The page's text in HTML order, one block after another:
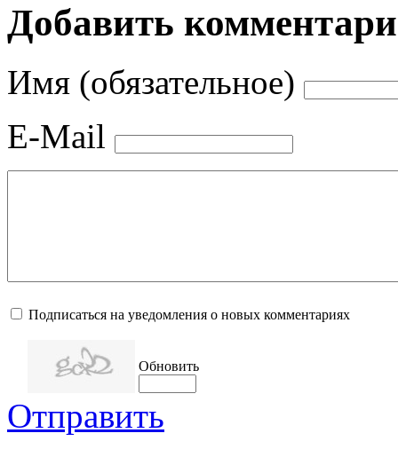
Добавить
Имя (обязательное)
E-Mail
Подписаться на уведомления о новых комментариях
Обновить
Отправить